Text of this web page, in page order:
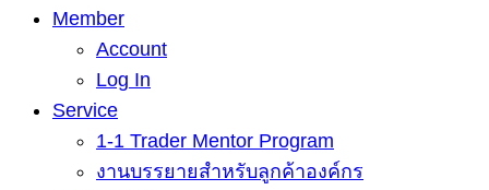
Member
Account
Log In
Service
1-1 Trader Mentor Program
งานบรรยายสำหรับลูกค้าองค์กร